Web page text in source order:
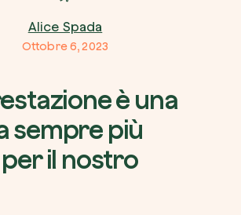
Alice Spada
Ottobre 6, 2023
è una
sempre più
il nostro
Comincia ora